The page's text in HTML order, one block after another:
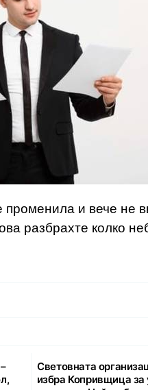
променила и вече не
разбрахте колко
Световната
избра Копривщица за